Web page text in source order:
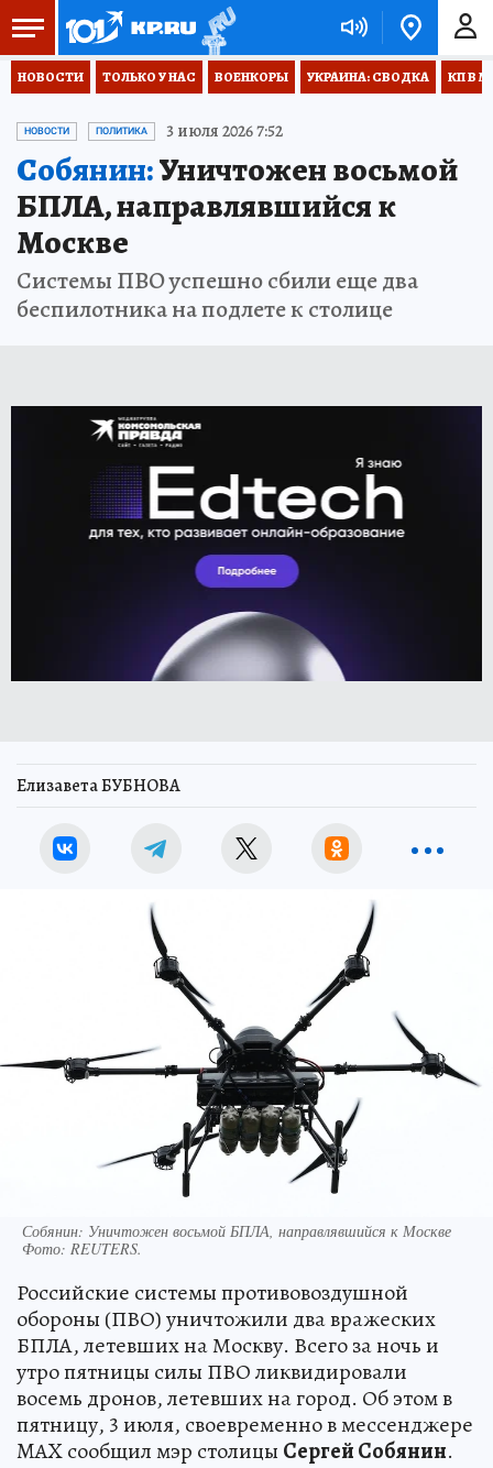
НОВОСТИ ТОЛЬКО У НАС ВОЕНКОРЫ УКРАИНА: СВОДКА КП В
НОВОСТИ ПОЛИТИКА 3 июля 2026 7:52
Собянин:Уничтожен восьмой
БПЛА, направлявшийся к
Москве
Системы ПВО успешно сбили еще два
беспилотника на подлете к столице
Елизавета БУБНОВА
Собянин: Уничтожен восьмой БПЛА, направлявшийся к Москве
Фото: REUTERS.
Российские системы противовоздушной
обороны (ПВО) уничтожили два вражеских
БПЛА, летевших на Москву. Всего за ночь и
утро пятницы силы ПВО ликвидировали
восемь дронов, летевших на город. Об этом в
пятницу, 3 июля, своевременно в мессенджере
MAX сообщил мэр столицы Сергей Собянин.